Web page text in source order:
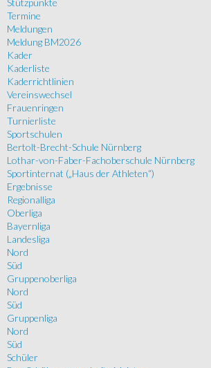
Stützpunkte
Termine
Meldungen
Meldung BM2026
Kader
Kaderliste
Kaderrichtlinien
Vereinswechsel
Frauenringen
Turnierliste
Sportschulen
Bertolt-Brecht-Schule Nürnberg
Lothar-von-Faber-Fachoberschule Nürnberg
Sportinternat („Haus der Athleten“)
Ergebnisse
Regionalliga
Oberliga
Bayernliga
Landesliga
Nord
Süd
Gruppenoberliga
Nord
Süd
Gruppenliga
Nord
Süd
Schüler